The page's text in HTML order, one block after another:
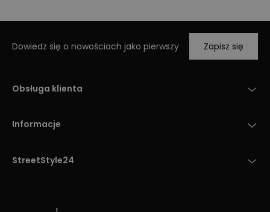
Dowiedz się o nowościach jako pierwszy Zapisz się
Obsługa klienta
Informacje
StreetStyle24